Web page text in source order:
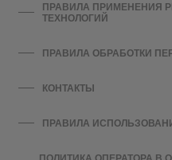
ПРАВИЛА ПРИМЕНЕНИЯ
ТЕХНОЛОГИЙ
ПРАВИЛА ОБРАБОТКИ
КОНТАКТЫ
ПРАВИЛА